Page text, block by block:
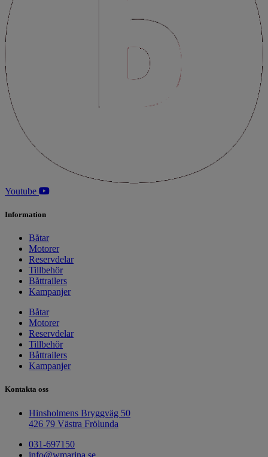
Youtube
Information
Båtar
Motorer
Reservdelar
Tillbehör
Båttrailers
Kampanjer
Båtar
Motorer
Reservdelar
Tillbehör
Båttrailers
Kampanjer
Kontakta oss
Hinsholmens Bryggväg 50
426 79 Västra Frölunda
031-697150
info@wmarina.se